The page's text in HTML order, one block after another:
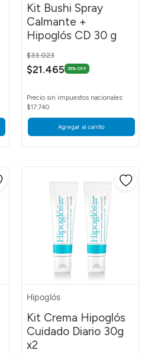
Kit Bushi Spray
Calmante +
Hipoglós CD 30 g
Price reduced from
$33.023
$21.465 35% OFF
Precio sin impuestos nacionales:
$17.740
Agregar al carrito
Hipoglós
Kit Crema Hipoglós
Cuidado Diario 30g
x2